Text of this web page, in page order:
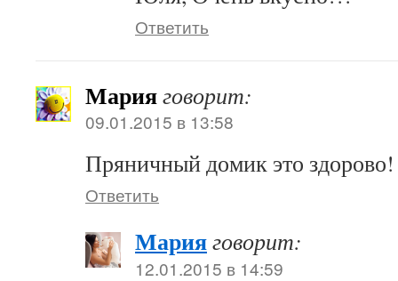
Ответить
Марияговорит:
09.01.2015 в 13:58
Пряничный домик это
Ответить
Марияговорит:
12.01.2015 в 14:59